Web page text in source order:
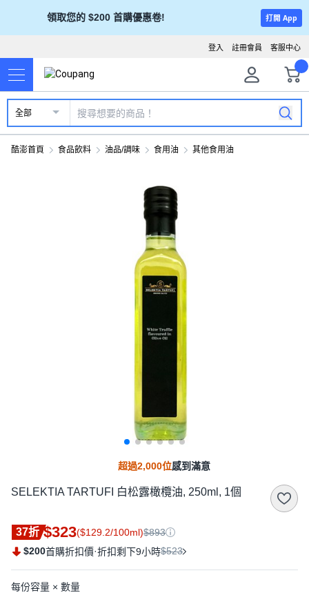
領取您的 $200 首購優惠卷! 打開 App
客服中心
註冊會員
登入
全部
酷澎首頁 食品飲料 油品/調味 食用油 其他食用油
超過2,000位感到滿意
SELEKTIA TARTUFI 白松露橄欖油, 250ml, 1個
37折 $323($129.2/100ml)$893
$200首購折扣價·折扣剩下9小時$523
每份容量 × 數量